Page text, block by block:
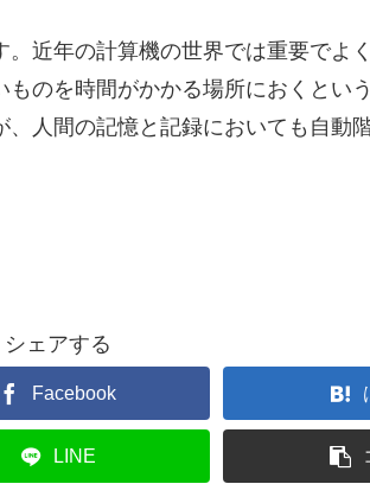
近年の計算機の世界では重要でよ
のを時間がかかる場所におくとい
人間の記憶と記録においても自動
シェアする
Facebook
LINE